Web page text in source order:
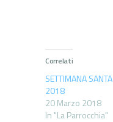
Correlati
SETTIMANA SANTA
2018
20 Marzo 2018
In "La Parrocchia"